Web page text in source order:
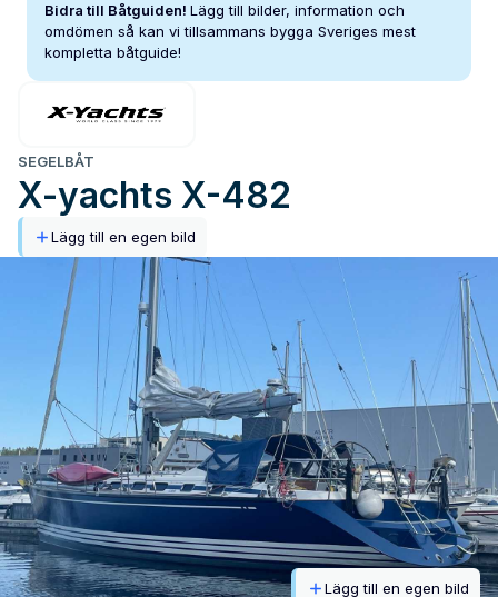
Bidra till Båtguiden! Lägg till bilder, information och
omdömen så kan vi tillsammans bygga Sveriges mest
kompletta båtguide!
SEGELBÅT
X-yachts X-482
Lägg till en egen bild
Lägg till en egen bild